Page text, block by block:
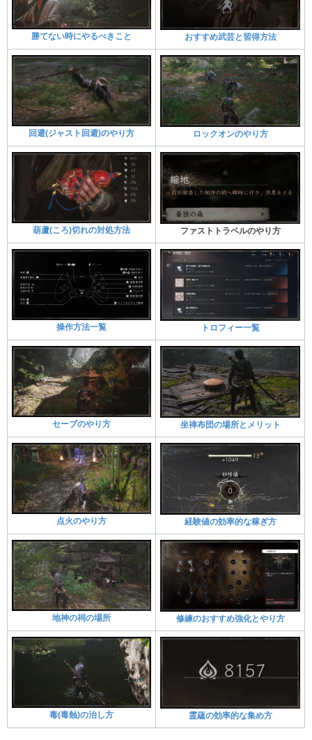
勝てない時にやるべきこと おすすめ武芸と習得方法
回避(ジャスト回避)のやり方 ロックオンのやり方
葫蘆(ころ)切れの対処方法 ファストトラベルのやり方
操作方法一覧 トロフィー一覧
セーブのやり方 坐禅布団の場所とメリット
点火のやり方 経験値の効率的な稼ぎ方
地神の祠の場所 修練のおすすめ強化とやり方
毒(毒蝕)の治し方 霊蘊の効率的な集め方